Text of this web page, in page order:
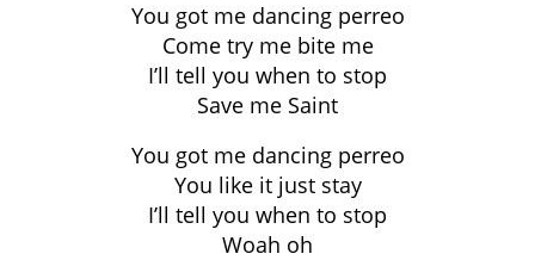
You got me dancing perreo
Come try me bite me
I’ll tell you when to stop
Save me Saint
You got me dancing perreo
You like it just stay
I’ll tell you when to stop
Woah oh